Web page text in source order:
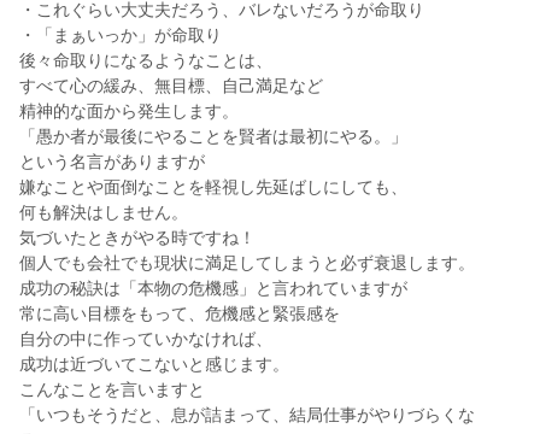
・これぐらい大丈夫だろう、バレないだろうが命取り
・「まぁいっか」が命取り
後々命取りになるようなことは、
すべて心の緩み、無目標、自己満足など
精神的な面から発生します。
「愚か者が最後にやることを賢者は最初にやる。」
という名言がありますが
嫌なことや面倒なことを軽視し先延ばしにしても、
何も解決はしません。
気づいたときがやる時ですね！
個人でも会社でも現状に満足してしまうと必ず衰退します。
成功の秘訣は「本物の危機感」と言われていますが
常に高い目標をもって、危機感と緊張感を
自分の中に作っていかなければ、
成功は近づいてこないと感じます。
こんなことを言いますと
「いつもそうだと、息が詰まって、結局仕事がやりづらくな